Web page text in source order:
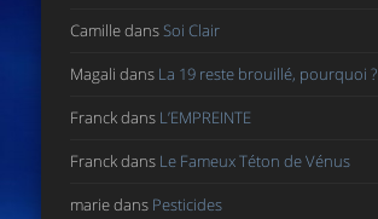
CamilledansSoi Clair
Magali dans La 19 reste brouillé, pourquoi ?
Franckdans L’EMPREINTE
Franckdans Le Fameux Téton de Vénus
mariedans Pesticides